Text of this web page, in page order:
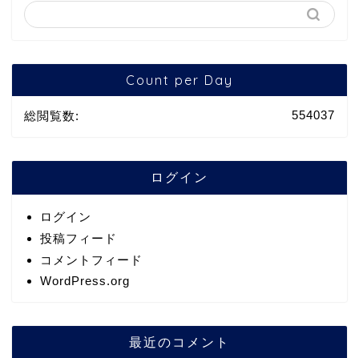
Count per Day
554037
総閲覧数:
ログイン
ログイン
投稿フィード
コメントフィード
WordPress.org
最近のコメント